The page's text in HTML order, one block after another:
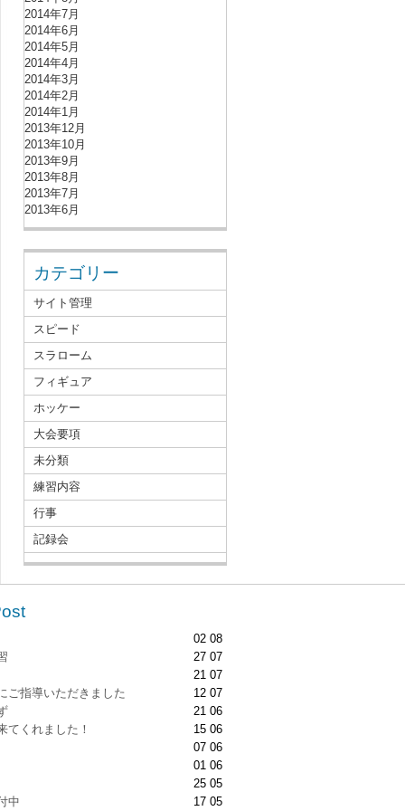
2014年7月
2014年6月
2014年5月
2014年4月
2014年3月
2014年2月
2014年1月
2013年12月
2013年10月
2013年9月
2013年8月
2013年7月
2013年6月
カテゴリー
サイト管理
スピード
スラローム
フィギュア
ホッケー
大会要項
未分類
練習内容
行事
記録会
02 08
27 07
21 07
ご指導いただきました
12 07
21 06
てくれました！
15 06
07 06
01 06
25 05
中
17 05